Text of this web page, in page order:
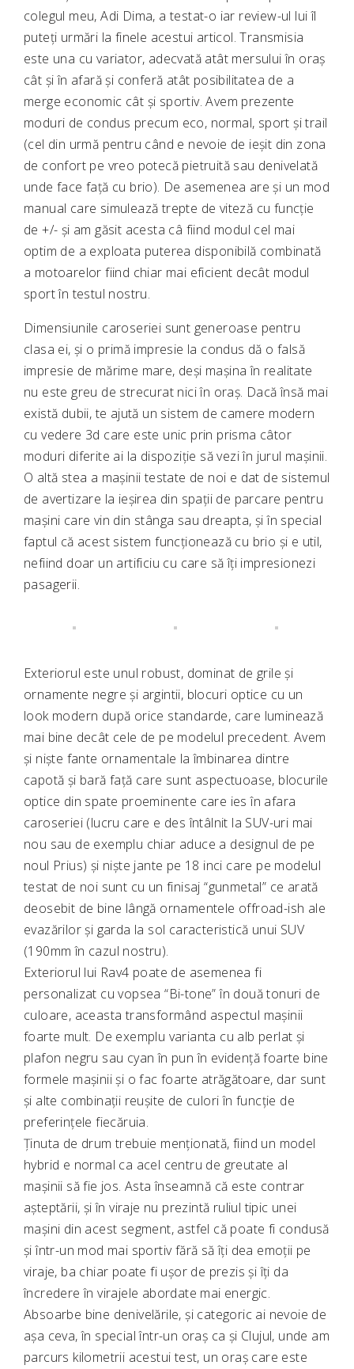
colegul meu, Adi Dima, a testat-o iar review-ul lui îl
puteți urmări la finele acestui articol. Transmisia
este una cu variator, adecvată atât mersului în oraș
cât și în afară și conferă atât posibilitatea de a
merge economic cât și sportiv. Avem prezente
moduri de condus precum eco, normal, sport și trail
(cel din urmă pentru când e nevoie de ieșit din zona
de confort pe vreo potecă pietruită sau denivelată
unde face față cu brio). De asemenea are și un mod
manual care simulează trepte de viteză cu funcție
de +/- și am găsit acesta câ fiind modul cel mai
optim de a exploata puterea disponibilă combinată
a motoarelor fiind chiar mai eficient decât modul
sport în testul nostru.
Dimensiunile caroseriei sunt generoase pentru
clasa ei, și o primă impresie la condus dă o falsă
impresie de mărime mare, deși mașina în realitate
nu este greu de strecurat nici în oraș. Dacă însă mai
există dubii, te ajută un sistem de camere modern
cu vedere 3d care este unic prin prisma câtor
moduri diferite ai la dispoziție să vezi în jurul mașinii.
O altă stea a mașinii testate de noi e dat de sistemul
de avertizare la ieșirea din spații de parcare pentru
mașini care vin din stânga sau dreapta, și în special
faptul că acest sistem funcționează cu brio și e util,
nefiind doar un artificiu cu care să îți impresionezi
pasagerii.
Exteriorul este unul robust, dominat de grile și
ornamente negre și argintii, blocuri optice cu un
look modern după orice standarde, care luminează
mai bine decât cele de pe modelul precedent. Avem
și niște fante ornamentale la îmbinarea dintre
capotă și bară față care sunt aspectuoase, blocurile
optice din spate proeminente care ies în afara
caroseriei (lucru care e des întâlnit la SUV-uri mai
nou sau de exemplu chiar aduce a designul de pe
noul Prius) și niște jante pe 18 inci care pe modelul
testat de noi sunt cu un finisaj “gunmetal” ce arată
deosebit de bine lângă ornamentele offroad-ish ale
evazărilor și garda la sol caracteristică unui SUV
(190mm în cazul nostru).
Exteriorul lui Rav4 poate de asemenea fi
personalizat cu vopsea “Bi-tone” în două tonuri de
culoare, aceasta transformând aspectul mașinii
foarte mult. De exemplu varianta cu alb perlat și
plafon negru sau cyan în pun în evidență foarte bine
formele mașinii și o fac foarte atrăgătoare, dar sunt
și alte combinații reușite de culori în funcție de
preferințele fiecăruia.
Ținuta de drum trebuie menționată, fiind un model
hybrid e normal ca acel centru de greutate al
mașinii să fie jos. Asta înseamnă că este contrar
așteptării, și în viraje nu prezintă ruliul tipic unei
mașini din acest segment, astfel că poate fi condusă
și într-un mod mai sportiv fără să îți dea emoții pe
viraje, ba chiar poate fi ușor de prezis și îți da
încredere în virajele abordate mai energic.
Absoarbe bine denivelările, și categoric ai nevoie de
așa ceva, în special într-un oraș ca și Clujul, unde am
parcurs kilometrii acestui test, un oraș care este